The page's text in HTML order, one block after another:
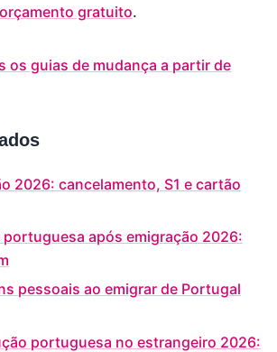
gratuito.
os guias de mudança a partir de
2026: cancelamento, S1 e cartão
após emigração 2026:
pessoais ao emigrar de Portugal
portuguesa no estrangeiro 2026: